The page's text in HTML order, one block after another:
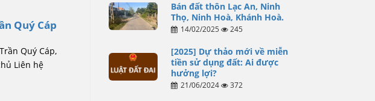
Quý Cáp
Quý Cáp,
Liên hệ
Bán đất thôn Lạc An, Ninh
Thọ, Ninh Hoà, Khánh Hoà.
14/02/2025 245
[2025] Dự thảo mới về miễn
tiền sử dụng đất: Ai được
hưởng lợi?
21/06/2024 372